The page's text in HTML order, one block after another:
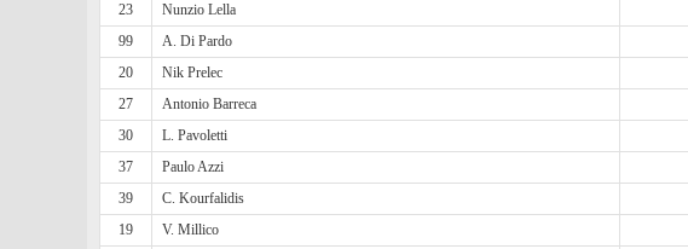
23 Nunzio Lella
99
A. Di Pardo
20
Nik Prelec
27
Antonio Barreca
30
L. Pavoletti
37
Paulo Azzi
39
C. Kourfalidis
19
V. Millico